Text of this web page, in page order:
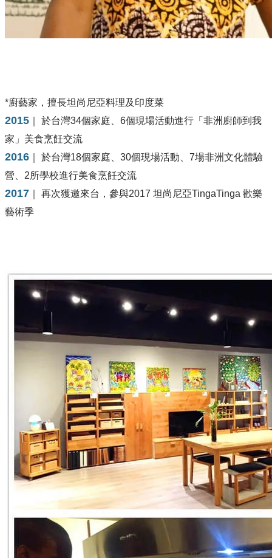
​*廚藝家，擅長坦尚尼亞料理及印度菜
2015 ｜ 於台灣34個家庭、6個現場活動進行「非洲廚師到我
家」美食烹飪交流
2016 ｜ 於台灣18個家庭、30個現場活動、7場非洲文化體驗
營、2所學校進行美食烹飪交流
2017 ｜ 再次獲邀來台，參與2017 坦尚尼亞TingaTinga 歡樂
藝術季